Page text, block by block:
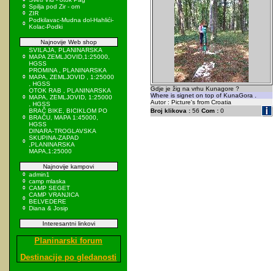
Spilja pod Zir - om
ZIR
Podkilavac-Mudna dol-Hahlići-
Kolac-Podki
Najnovije Web shop
SVILAJA, PLANINARSKA
MAPA ZEMLJOVID,1:25000,
HGSS
PROMINA , PLANINARSKA
MAPA, ZEMLJOVID , 1:25000
, HGSS
OTOK RAB , PLANINARSKA
MAPA, ZEMLJOVID, 1:25000
, HGSS
BRAČ BIKE, BICIKLOM PO
BRAČU, MAPA 1:45000,
HGSS
DINARA-TROGLAVSKA
SKUPINA-ZAPAD
,PLANINARSKA
MAPA,1:25000
Najnovije kampovi
admin1
camp mlaska
CAMP SEGET
CAMP VRANJICA
BELVEDERE
Diana & Josip
Interesantni linkovi
Planinarski forum
Destinacije po gledanosti
Gdje je žig na vrhu Kunagore ?
Where is signet on top of KunaGora .
Autor : Picture's from Croatia
Broj klikova :56 Com :0